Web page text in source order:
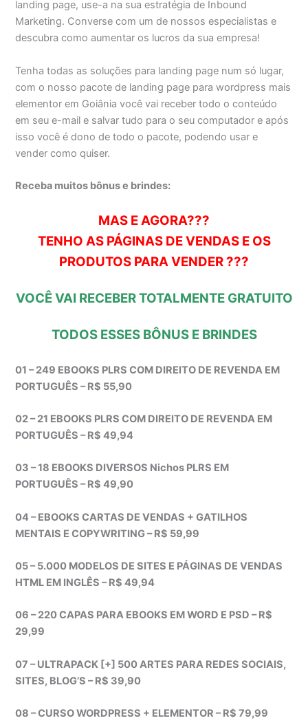
landing page, use-a na sua estratégia de Inbound
Marketing. Converse com um de nossos especialistas e
descubra como aumentar os lucros da sua empresa!
Tenha todas as soluções para landing page num só lugar,
com o nosso pacote de landing page para wordpress mais
elementor em Goiânia você vai receber todo o conteúdo
em seu e-mail e salvar tudo para o seu computador e após
isso você é dono de todo o pacote, podendo usar e
vender como quiser.
Receba muitos bônus e brindes:
MAS E AGORA???
TENHO AS PÁGINAS DE VENDAS E OS
PRODUTOS PARA VENDER ???
VOCÊ VAI RECEBER TOTALMENTE GRATUITO
TODOS ESSES BÔNUS E BRINDES
01 – 249 EBOOKS PLRS COM DIREITO DE REVENDA EM
PORTUGUÊS – R$ 55,90
02 – 21 EBOOKS PLRS COM DIREITO DE REVENDA EM
PORTUGUÊS – R$ 49,94
03 – 18 EBOOKS DIVERSOS Nichos PLRS EM
PORTUGUÊS – R$ 49,90
04 – EBOOKS CARTAS DE VENDAS + GATILHOS
MENTAIS E COPYWRITING – R$ 59,99
05 – 5.000 MODELOS DE SITES E PÁGINAS DE VENDAS
HTML EM INGLÊS – R$ 49,94
06 – 220 CAPAS PARA EBOOKS EM WORD E PSD – R$
29,99
07 – ULTRAPACK [+] 500 ARTES PARA REDES SOCIAIS,
SITES, BLOG’S – R$ 39,90
08 – CURSO WORDPRESS + ELEMENTOR – R$ 79,99